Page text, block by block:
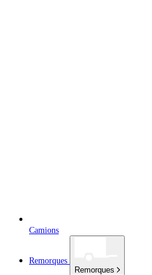
Camions
Remorques
Remorques